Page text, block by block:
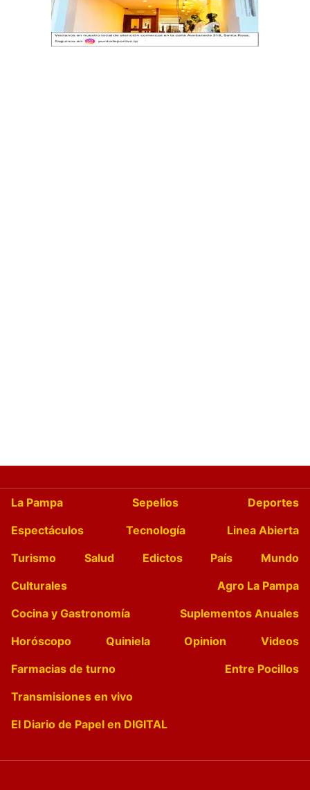
La Pampa Sepelios
Deportes
Espectáculos
Tecnología
Linea Abierta
Turismo
Salud Edictos País
Mundo
Culturales
Agro La Pampa
Cocina y Gastronomía
Suplementos Anuales
Horóscopo
Quiniela Opinion
Videos
Farmacias de turno
Entre Pocillos
Transmisiones en vivo
El Diario de Papel en DIGITAL